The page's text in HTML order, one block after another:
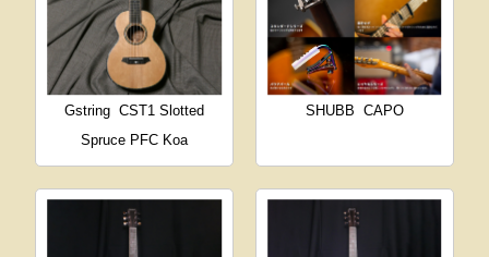
Gstring CST1 Slotted
Spruce PFC Koa
SHUBB CAPO